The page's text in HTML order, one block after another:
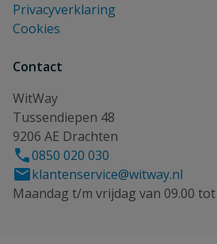
Privacyverklaring
Cookies
Contact
WitWay
Tussendiepen 48
9206 AE Drachten
0850 020 030
klantenservice@witway.nl
Maandag t/m vrijdag van 09.00 tot